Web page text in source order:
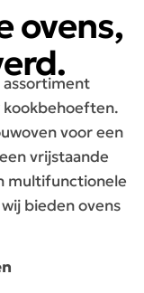
ovens,
assortiment
kookbehoeften.
voor een
vrijstaande
multifunctionele
bieden ovens